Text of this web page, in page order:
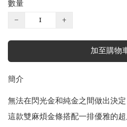
數量
−
+
加至購物
簡介
無法在閃光金和純金之間做出決定
這款雙麻煩金條搭配一排優雅的